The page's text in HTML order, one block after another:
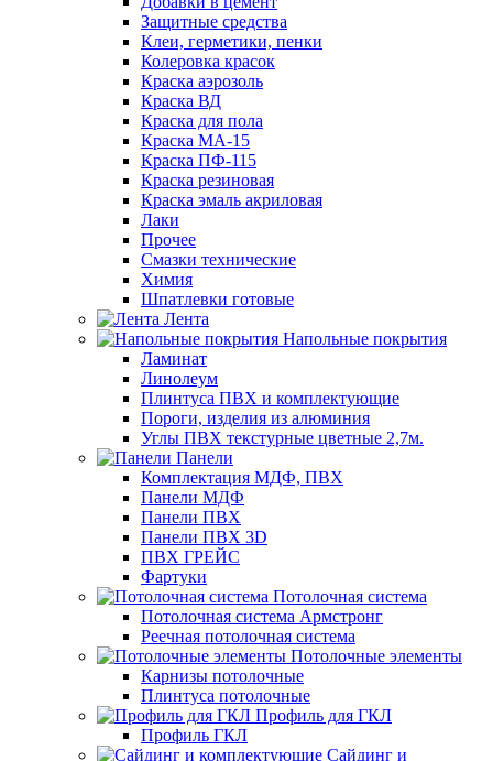
Защитные средства
Клеи, герметики, пенки
Колеровка красок
Краска аэрозоль
Краска ВД
Краска для пола
Краска МА-15
Краска ПФ-115
Краска резиновая
Краска эмаль акриловая
Лаки
Прочее
Смазки технические
Химия
Шпатлевки готовые
Лента
Напольные покрытия
Ламинат
Линолеум
Плинтуса ПВХ и комплектующие
Пороги, изделия из алюминия
Углы ПВХ текстурные цветные 2,7м.
Панели
Комплектация МДФ, ПВХ
Панели МДФ
Панели ПВХ
Панели ПВХ 3D
ПВХ ГРЕЙС
Фартуки
Потолочная система
Потолочная система Армстронг
Реечная потолочная система
Потолочные элементы
Карнизы потолочные
Плинтуса потолочные
Профиль для ГКЛ
Профиль ГКЛ
Сайдинг и